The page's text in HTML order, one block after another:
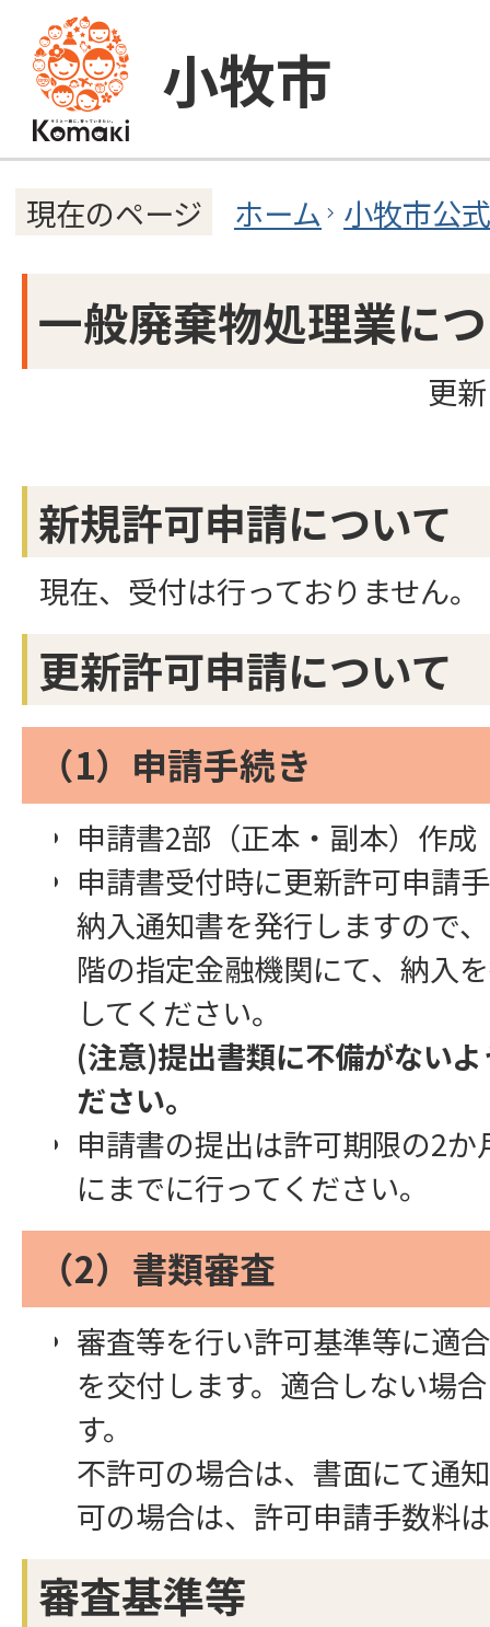
小牧市
現在のページ ホーム 小牧市公
一般廃棄物処理業に
更
新規許可申請について
現在、受付は行っておりません。
更新許可申請について
（1）申請手続き
申請書2部（正本・副本）作
申請書受付時に更新許可申請
納入通知書を発行しますので
階の指定金融機関にて、納入
してください。
(注意)提出書類に不備がない
ださい。
申請書の提出は許可期限の2
にまでに行ってください。
（2）書類審査
審査等を行い許可基準等に適
を交付します。適合しない場
す。
不許可の場合は、書面にて通
可の場合は、許可申請手数料
審査基準等